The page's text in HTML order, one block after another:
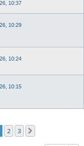
10:37
10:29
10:24
10:15
2 3